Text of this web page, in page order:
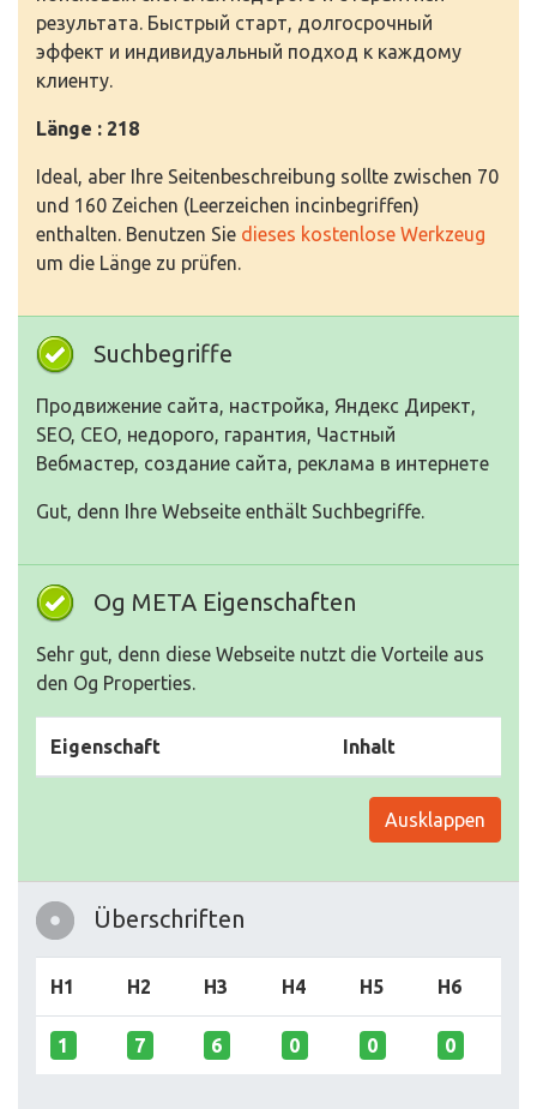
результата. Быстрый старт, долгосрочный
эффект и индивидуальный подход к каждому
клиенту.
Länge : 218
Ideal, aber Ihre Seitenbeschreibung sollte zwischen 70
und 160 Zeichen (Leerzeichen incinbegriffen)
enthalten. Benutzen Sie dieses kostenlose Werkzeug
um die Länge zu prüfen.
Suchbegriffe
Продвижение сайта, настройка, Яндекс Директ,
SEO, СЕО, недорого, гарантия, Частный
Вебмастер, создание сайта, реклама в интернете
Gut, denn Ihre Webseite enthält Suchbegriffe.
Og META Eigenschaften
Sehr gut, denn diese Webseite nutzt die Vorteile aus
den Og Properties.
Eigenschaft Inhalt
Ausklappen
Überschriften
H1 H2 H3 H4 H5 H6
1 7 6 0 0 0